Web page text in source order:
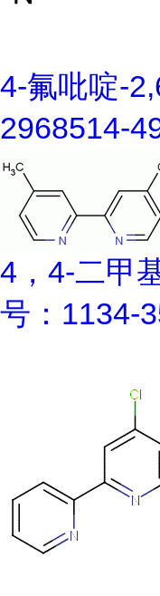
4-氟吡啶-
2968514-
4，4-二甲
号：1134-